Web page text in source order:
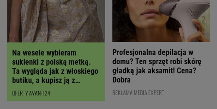
Na wesele wybieram
sukienki z polską metką.
Ta wygląda jak z włoskiego
butiku, a kupisz ją z
RABATEM
OFERTY AVANTI24
Profesjonalna depilacja w
domu? Ten sprzęt robi skórę
gładką jak aksamit! Cena?
Dobra
REKLAMA MEDIA EXPERT